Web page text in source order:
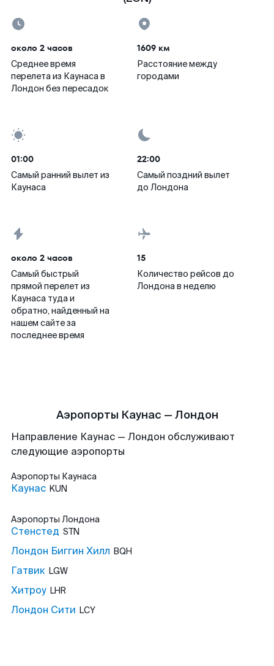
около 2 часов
Среднее время
перелета из Каунаса в
Лондон без пересадок
1609 км
Расстояние между
городами
01:00
Самый ранний вылет из
Каунаса
22:00
Самый поздний вылет
до Лондона
около 2 часов
Самый быстрый
прямой перелет из
Каунаса туда и
обратно, найденный на
нашем сайте за
последнее время
15
Количество рейсов до
Лондона в неделю
Аэропорты Каунас — Лондон
Направление Каунас — Лондон обслуживают
следующие аэропорты
Аэропорты Каунаса
Каунас KUN
Аэропорты Лондона
Стенстед STN
Лондон Биггин Хилл BQH
Гатвик LGW
Хитроу LHR
Лондон Сити LCY